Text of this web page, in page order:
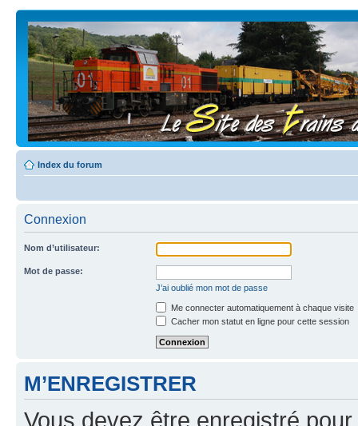
Index du forum
Connexion
Nom d’utilisateur:
Mot de passe:
J’ai oublié mon mot de passe
Me connecter automatiquement à chaque visite
Cacher mon statut en ligne pour cette session
M’ENREGISTRER
Vous devez être enregistré